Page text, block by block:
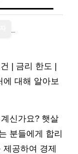
| 금리 한도 |
에 대해 알아보
신가요? 햇살
분들에게 합리
공하여 경제